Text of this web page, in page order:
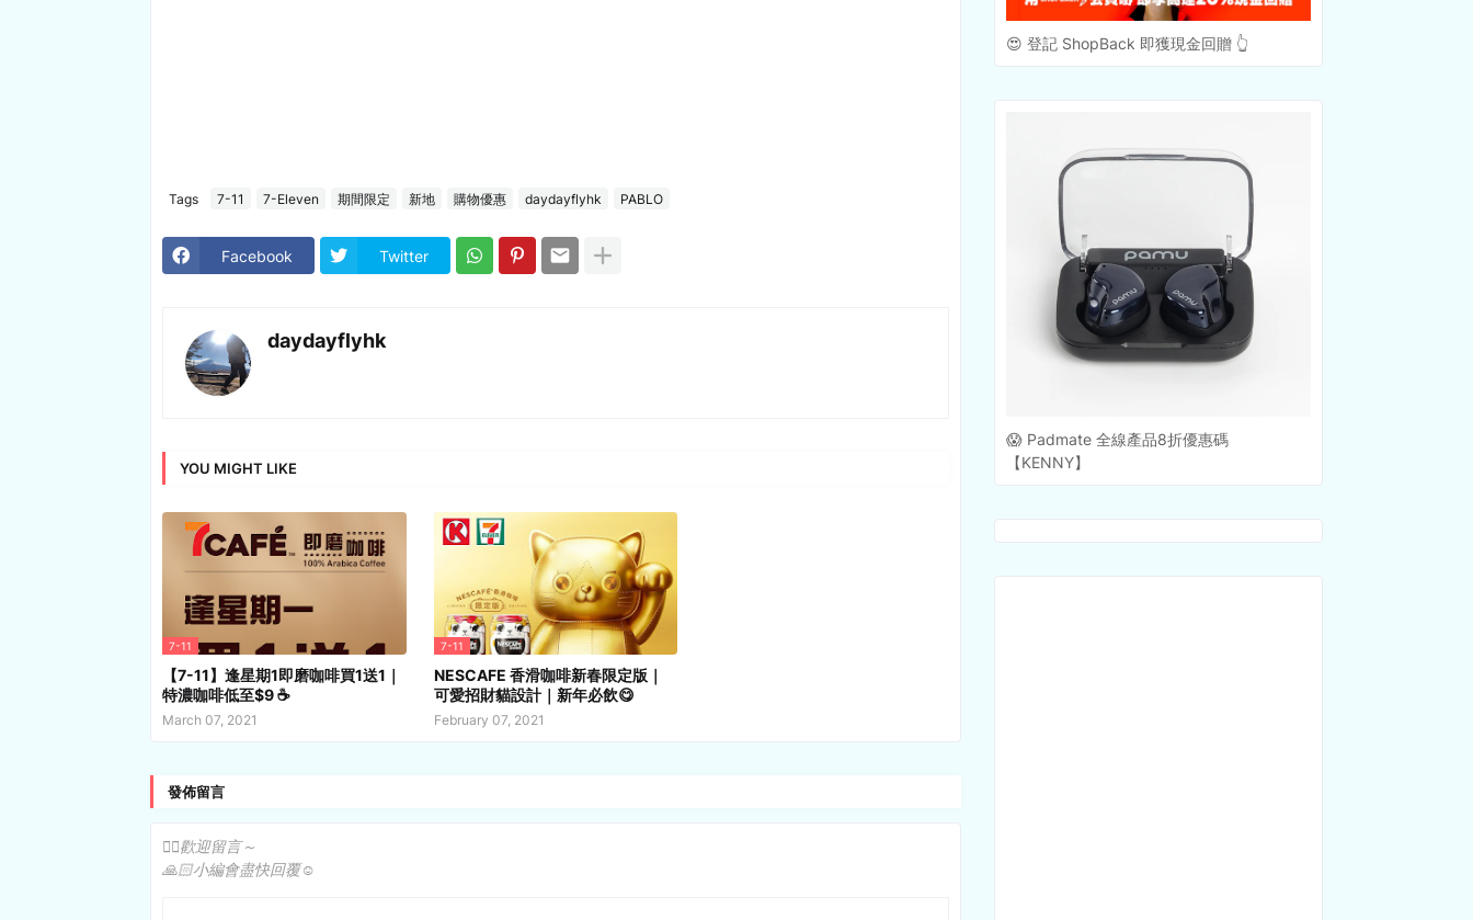
Tags 7-11 7-Eleven 期間限定 新地 購物優惠 daydayflyhk PABLO
Facebook Twitter
daydayflyhk
YOU MIGHT LIKE
7-11
【7-11】逢星期1即磨咖啡買1送1｜
特濃咖啡低至$9 ☕️
March 07, 2021
7-11
NESCAFE 香滑咖啡新春限定版｜
可愛招財貓設計｜新年必飲😋
February 07, 2021
發佈留言
✍🏻歡迎留言～
🙏🏻小編會盡快回覆☺️
😍 登記 ShopBack 即獲現金回贈 👆
😱 Padmate 全線產品8折優惠碼
【KENNY】